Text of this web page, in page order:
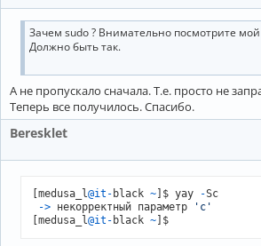
Зачем sudo ? Внимательно посмотрите
Должно быть так.
А не пропускало сначала. Т.е. просто не
Теперь все получилось. Спасибо.
Beresklet
[medusa_l@it - black ~ ]$ yay -Sс
-> некорректный параметр
'с'
[medusa_l@it - black ~